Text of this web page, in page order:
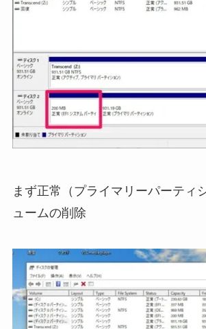
まず正常（プライマリーパーティ
ュームの削除